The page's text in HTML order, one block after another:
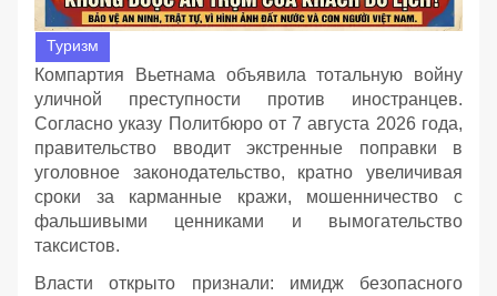
Туризм
Компартия Вьетнама объявила тотальную войну
уличной преступности против иностранцев.
Согласно указу Политбюро от 7 августа 2026 года,
правительство вводит экстренные поправки в
уголовное законодательство, кратно увеличивая
сроки за карманные кражи, мошенничество с
фальшивыми ценниками и вымогательство
таксистов.
Власти открыто признали: имидж безопасного